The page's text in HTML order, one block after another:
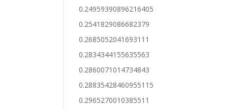
0.24959390896216405
0.2541829086682379
0.2685052041693111
0.2834344155635563
0.2860071014734843
0.28835428460955115
0.2965270010385511